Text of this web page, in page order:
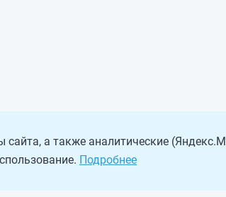
а также аналитические
Подробнее